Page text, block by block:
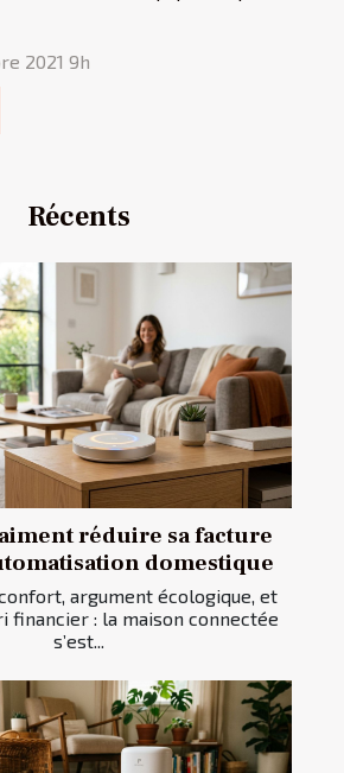
2021 9h
Récents
réduire sa facture
domestique
argument écologique, et
financier : la maison connectée
s’est...